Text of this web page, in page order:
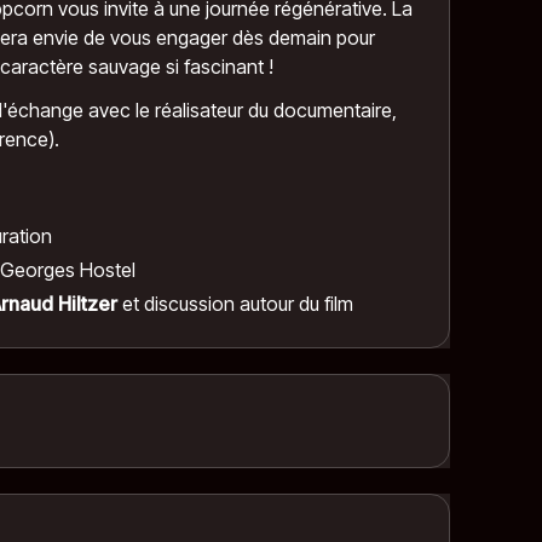
vous invite à une journée régénérative. La
envie de vous engager dès demain pour
sauvage si fascinant !
avec le réalisateur du documentaire,
Hostel
Hiltzeret discussion autour du film